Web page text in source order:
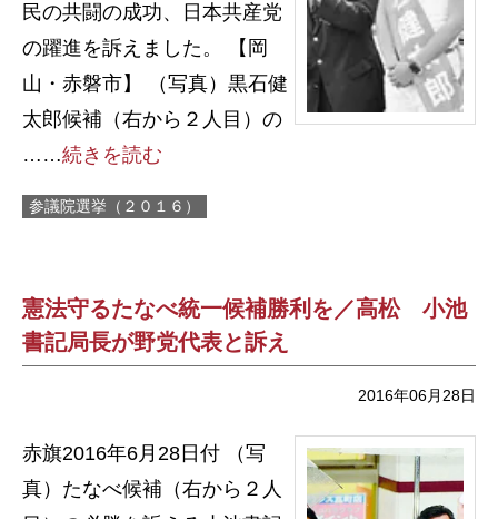
民の共闘の成功、日本共産党
の躍進を訴えました。 【岡
山・赤磐市】 （写真）黒石健
太郎候補（右から２人目）の
……続きを読む
参議院選挙（２０１６）
憲法守るたなべ統一候補勝利を／高松 小池
書記局長が野党代表と訴え
2016年06月28日
赤旗2016年6月28日付 （写
真）たなべ候補（右から２人